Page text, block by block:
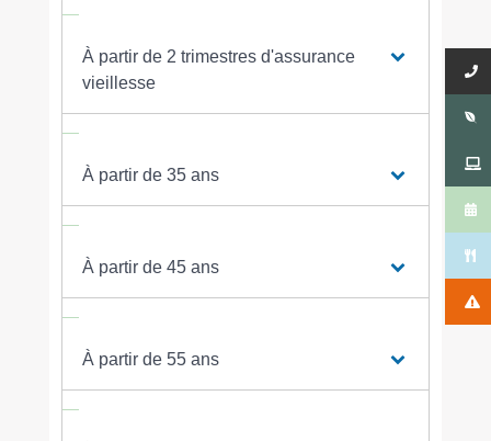
À partir de 2 trimestres d'assurance
vieillesse
À partir de 35 ans
À partir de 45 ans
À partir de 55 ans